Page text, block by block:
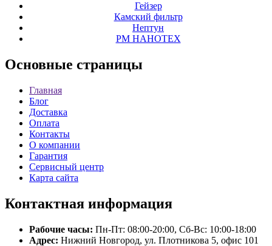
Гейзер
Камский фильтр
Нептун
РМ НАНОТЕХ
Основные страницы
Главная
Блог
Доставка
Оплата
Контакты
О компании
Гарантия
Сервисный центр
Карта сайта
Контактная информация
Рабочие часы: Пн-Пт: 08:00-20:00, Сб-Вс: 10:00-18:00
Адрес: Нижний Новгород, ул. Плотникова 5, офис 101